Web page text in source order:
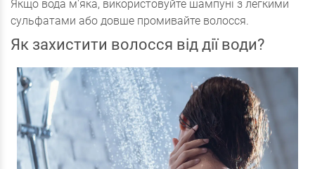
Якщо вода м'яка, використовуйте шампуні з легкими
сульфатами або довше промивайте волосся.
Як захистити волосся від дії води?